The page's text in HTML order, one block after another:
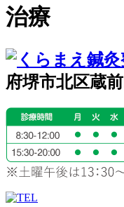
治療
府堺市北区蔵